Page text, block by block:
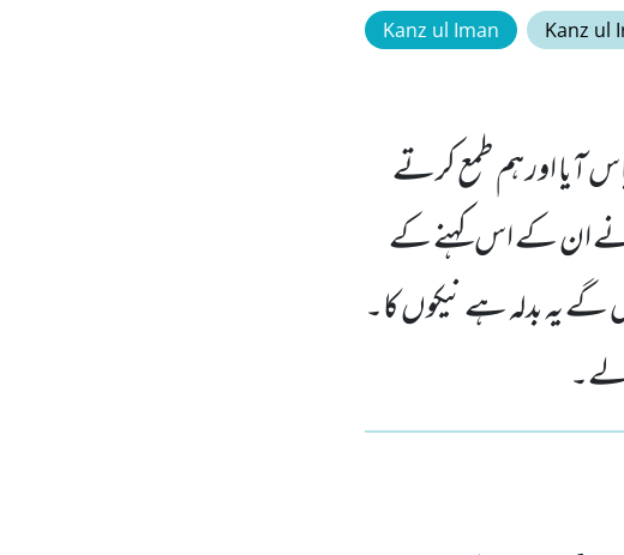
Kanz ul Iman Kanz ul
آیا اور ہم طمع کرتے
نے ان کے اس کہنے کے
یہ بدلہ ہے نیکوں کا۔